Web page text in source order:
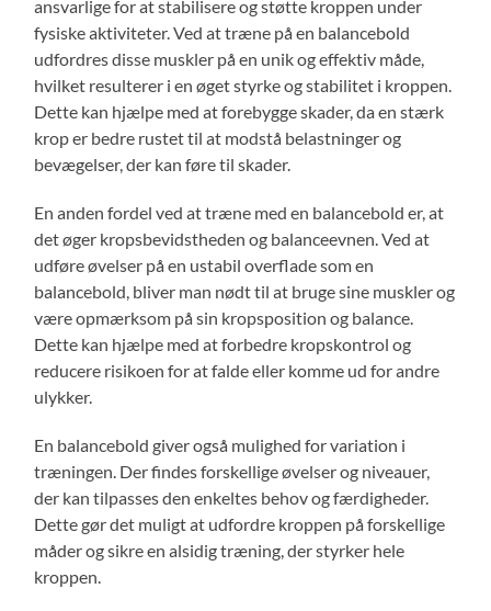
ansvarlige for at stabilisere og støtte kroppen under
fysiske aktiviteter. Ved at træne på en balancebold
udfordres disse muskler på en unik og effektiv måde,
hvilket resulterer i en øget styrke og stabilitet i kroppen.
Dette kan hjælpe med at forebygge skader, da en stærk
krop er bedre rustet til at modstå belastninger og
bevægelser, der kan føre til skader.
En anden fordel ved at træne med en balancebold er, at
det øger kropsbevidstheden og balanceevnen. Ved at
udføre øvelser på en ustabil overflade som en
balancebold, bliver man nødt til at bruge sine muskler og
være opmærksom på sin kropsposition og balance.
Dette kan hjælpe med at forbedre kropskontrol og
reducere risikoen for at falde eller komme ud for andre
ulykker.
En balancebold giver også mulighed for variation i
træningen. Der findes forskellige øvelser og niveauer,
der kan tilpasses den enkeltes behov og færdigheder.
Dette gør det muligt at udfordre kroppen på forskellige
måder og sikre en alsidig træning, der styrker hele
kroppen.